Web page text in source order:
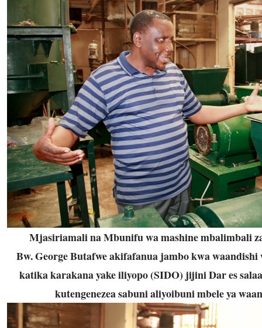
Mjasiriamali na Mbunifu wa mashine mbalimbali
Bw. George Butafwe akifafanua jambo kwa
katika karakana yake iliyopo (SIDO) jijini Dar es
kutengenezea sabuni aliyoibuni mbele ya